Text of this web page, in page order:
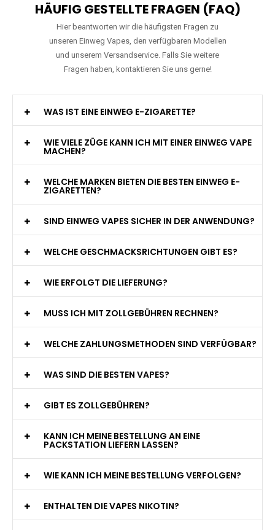
HÄUFIG GESTELLTE FRAGEN (FAQ)
Hier beantworten wir die häufigsten Fragen zu
unseren Einweg Vapes, den verfügbaren Modellen
und unserem Versandservice. Falls Sie weitere
Fragen haben, kontaktieren Sie uns gerne!
WAS IST EINE EINWEG E-ZIGARETTE?
WIE VIELE ZÜGE KANN ICH MIT EINER EINWEG VAPE
MACHEN?
WELCHE MARKEN BIETEN DIE BESTEN EINWEG E-
ZIGARETTEN?
SIND EINWEG VAPES SICHER IN DER ANWENDUNG?
WELCHE GESCHMACKSRICHTUNGEN GIBT ES?
WIE ERFOLGT DIE LIEFERUNG?
MUSS ICH MIT ZOLLGEBÜHREN RECHNEN?
WELCHE ZAHLUNGSMETHODEN SIND VERFÜGBAR?
WAS SIND DIE BESTEN VAPES?
GIBT ES ZOLLGEBÜHREN?
KANN ICH MEINE BESTELLUNG AN EINE
PACKSTATION LIEFERN LASSEN?
WIE KANN ICH MEINE BESTELLUNG VERFOLGEN?
ENTHALTEN DIE VAPES NIKOTIN?